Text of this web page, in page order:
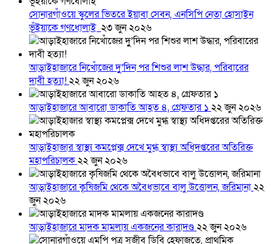
সোনারগাঁওয়ে স্কুলের ভিতরে ইয়াবা সেবন, এনসিপি নেতা হোসাইন
ভূঁইয়াকে গণধোলাই ২৩ জুন ২০২৬
আড়াইহাজারে নিখোঁজের দুু’দিন পর শিশুর লাশ উদ্ধার, পরিবারের
দাবী হত্যা!২২ জুন ২০২৬
আড়াইহাজারে আবারো ডাকাতি আহত ৪, গ্রেফতার ১ ২২ জুন ২০২৬
আড়াইহাজার স্বাস্থ্য কমপ্লেক্স দেখে মুগ্ধ স্বাস্থ্য অধিদপ্তরের অতিরিক্ত
মহাপরিচালক২২ জুন ২০২৬
আড়াইহাজারে কৃষিজমি থেকে অবৈধভাবে বালু উত্তোলন, জরিমানা২২
জুন ২০২৬
আড়াইহাজারে মাদক মামলায় একজনের কারাদণ্ড২২ জুন ২০২৬